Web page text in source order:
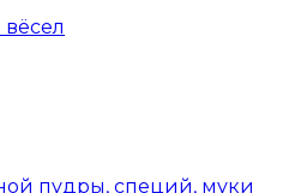
пудры, специй, муки